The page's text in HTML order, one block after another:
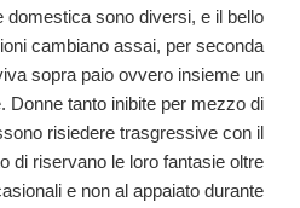
sono diversi, e il bello
cambiano assai, per seconda
sopra paio ovvero insieme un
Donne tanto inibite per mezzo di
risiedere trasgressive con il
di riservano le loro fantasie oltre
e non al appaiato durante